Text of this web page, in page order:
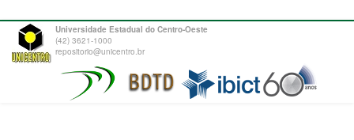
Universidade Estadual do Centro-Oeste
(42) 3621-1000
repositorio@unicentro.br